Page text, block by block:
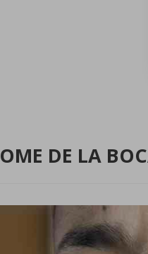
DE LA